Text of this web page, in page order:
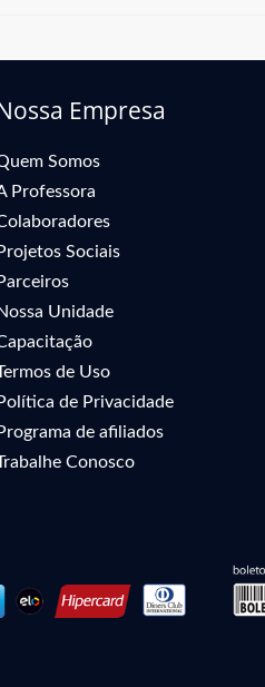
Empresa
Somos
Professora
Projetos Sociais
Parceiros
Unidade
de Uso
Política de Privacidade
Programa de afiliados
Conosco